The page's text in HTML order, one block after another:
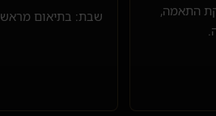
התאמה,
שבת: בתיאום מראש